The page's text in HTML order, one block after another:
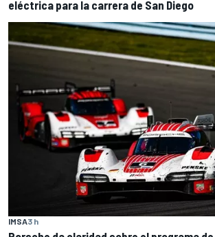
eléctrica para la carrera de San Diego
IMSA3 h